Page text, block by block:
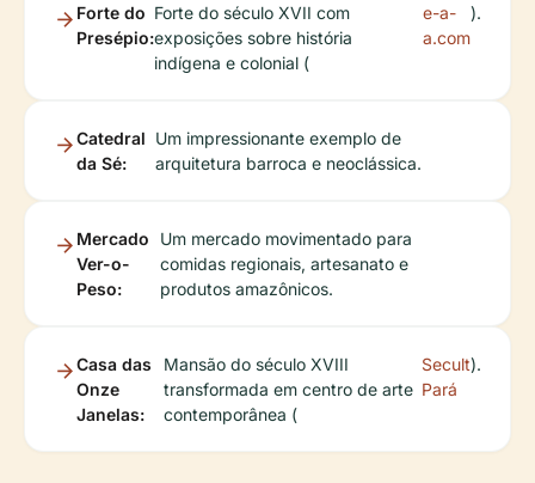
Forte do
Presépio:
Forte do século XVII com
exposições sobre história
indígena e colonial (
e-a-
a.com
).
Catedral
da Sé:
Um impressionante exemplo de
arquitetura barroca e neoclássica.
Mercado
Ver-o-
Peso:
Um mercado movimentado para
comidas regionais, artesanato e
produtos amazônicos.
Casa das
Onze
Janelas:
Mansão do século XVIII
transformada em centro de arte
contemporânea (
Secult
Pará
).